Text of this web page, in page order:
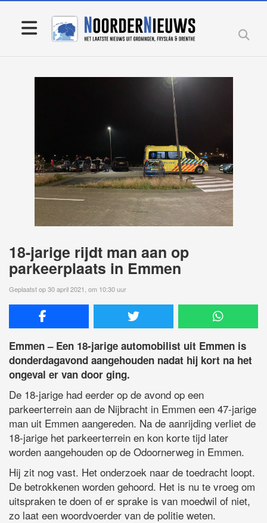
18-jarige rijdt man aan op
parkeerplaats in Emmen
Geplaatst op 30 april 2021, om 10:30 uur
Emmen – Een 18-jarige automobilist uit Emmen is
donderdagavond aangehouden nadat hij kort na het
ongeval er van door ging.
De 18-jarige had eerder op de avond op een
parkeerterrein aan de Nijbracht in Emmen een 47-jarige
man uit Emmen aangereden. Na de aanrijding verliet de
18-jarige het parkeerterrein en kon korte tijd later
worden aangehouden op de Odoornerweg in Emmen.
Hij zit nog vast. Het onderzoek naar de toedracht loopt.
De betrokkenen worden gehoord. Het is nu te vroeg om
uitspraken te doen of er sprake is van moedwil of niet,
zo laat een woordvoerder van de politie weten.